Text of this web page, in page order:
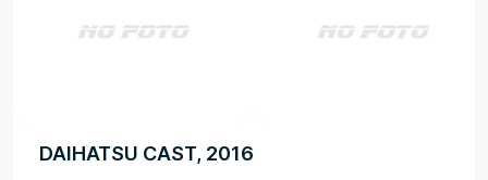
DAIHATSU CAST, 2016